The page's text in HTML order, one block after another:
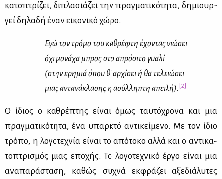
κα­το­πτρί­ζει, δι­πλα­σιά­ζει την πραγ­μα­τι­κό­τη­τα, δη­μιουρ­
γεί δη­λα­δή έναν ει­κο­νι­κό χώ­ρο.
Εγώ τον τρό­μο του κα­θρέ­φτη έχο­ντας νιώ­σει
όχι μο­νά­χα μπρος στο απρό­σι­το γυα­λί
(στην ερη­μιά όπου θ’ αρ­χί­σει ή θα τε­λειώ­σει
μιας αντα­νά­κλα­σης η ασύλ­λη­πτη απει­λή). [2]
Ο ίδιος ο κα­θρέ­πτης εί­ναι όμως ταυ­τό­χρο­να και μια
πραγ­μα­τι­κό­τη­τα, ένα υπαρ­κτό αντι­κεί­με­νο. Με τον ίδιο
τρό­πο, η λο­γο­τε­χνία εί­ναι το από­το­κο αλ­λά και ο αντι­κα­
το­πτρι­σμός μιας επο­χής. Το λο­γο­τε­χνι­κό έρ­γο εί­ναι μια
ανα­πα­ρά­στα­ση, κα­θώς συ­χνά εκ­φρά­ζει αξε­διά­λυ­τες